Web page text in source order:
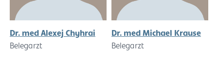
Dr. med Alexej Chyhrai
Belegarzt
Dr. med Michael Krause
Belegarzt